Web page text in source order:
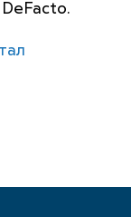
DeFacto.